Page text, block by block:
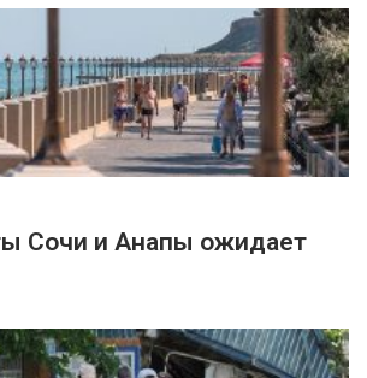
Сочи и Анапы ожидает